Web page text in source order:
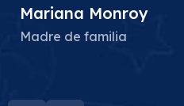
Mariana Monroy
Madre de familia